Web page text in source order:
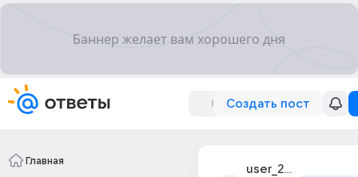
Создать пост
Главная
user_29995232